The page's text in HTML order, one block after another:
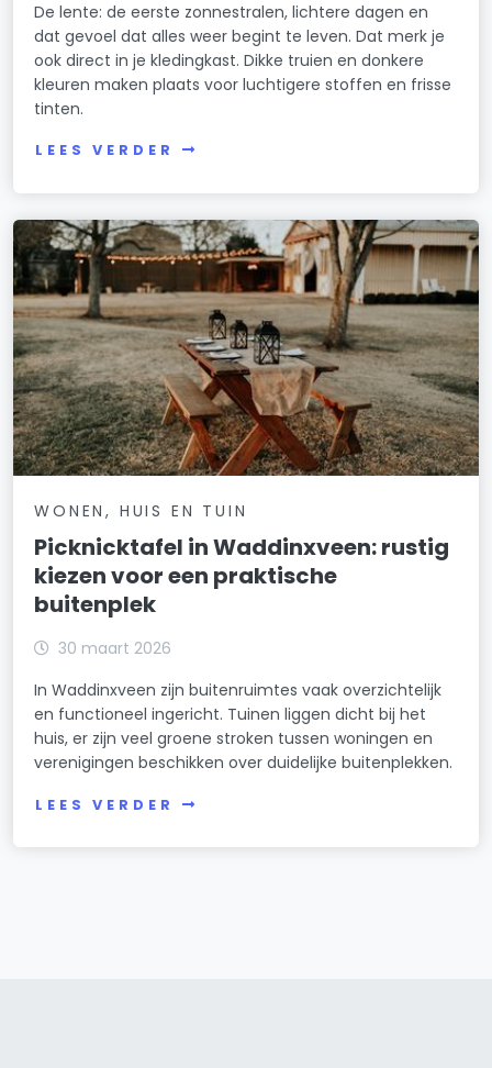
De lente: de eerste zonnestralen, lichtere dagen en
dat gevoel dat alles weer begint te leven. Dat merk je
ook direct in je kledingkast. Dikke truien en donkere
kleuren maken plaats voor luchtigere stoffen en frisse
tinten.
LEES VERDER
WONEN, HUIS EN TUIN
Picknicktafel in Waddinxveen: rustig
kiezen voor een praktische
buitenplek
30 maart 2026
In Waddinxveen zijn buitenruimtes vaak overzichtelijk
en functioneel ingericht. Tuinen liggen dicht bij het
huis, er zijn veel groene stroken tussen woningen en
verenigingen beschikken over duidelijke buitenplekken.
LEES VERDER